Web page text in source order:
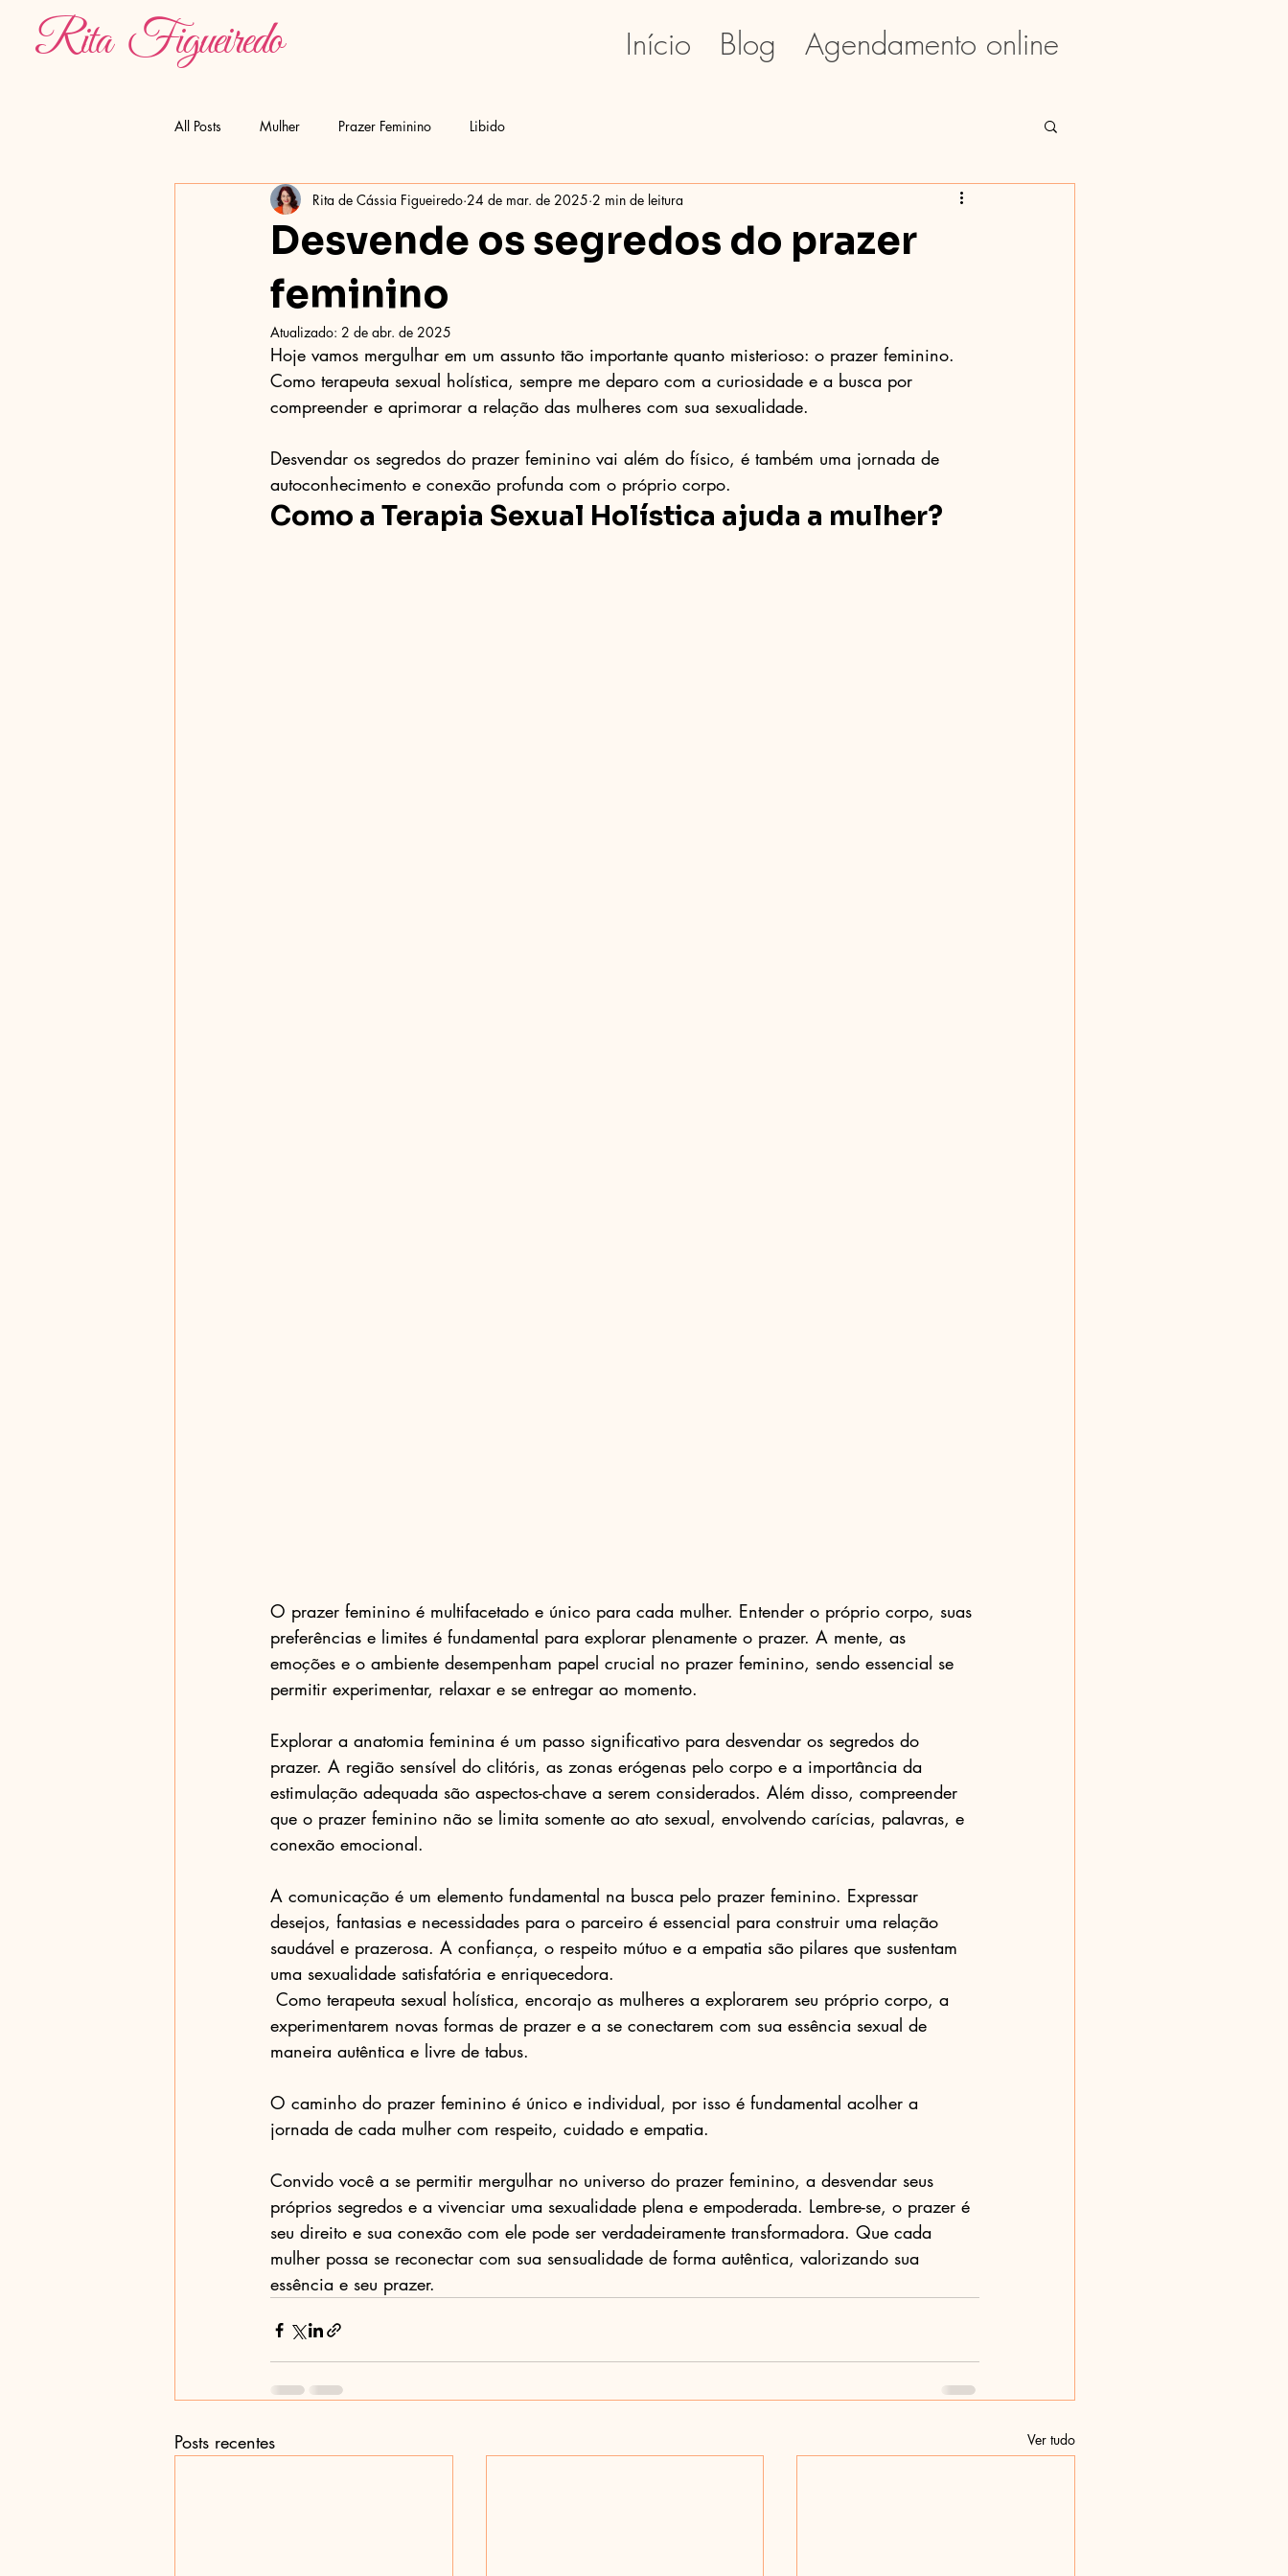
Rita Figueiredo Início Blog Agendamento online
All Posts Mulher Prazer Feminino Libido
Desvende os segredos do prazer
feminino
Rita de Cássia Figueiredo 24 de mar. de 2025 2 min de leitura
Atualizado: 2 de abr. de 2025
Hoje vamos mergulhar em um assunto tão importante quanto misterioso: o prazer feminino.
Como terapeuta sexual holística, sempre me deparo com a curiosidade e a busca por
compreender e aprimorar a relação das mulheres com sua sexualidade.
Desvendar os segredos do prazer feminino vai além do físico, é também uma jornada de
autoconhecimento e conexão profunda com o próprio corpo.
Como a Terapia Sexual Holística ajuda a mulher?
O prazer feminino é multifacetado e único para cada mulher. Entender o próprio corpo, suas
preferências e limites é fundamental para explorar plenamente o prazer. A mente, as
emoções e o ambiente desempenham papel crucial no prazer feminino, sendo essencial se
permitir experimentar, relaxar e se entregar ao momento.
Explorar a anatomia feminina é um passo significativo para desvendar os segredos do
prazer. A região sensível do clitóris, as zonas erógenas pelo corpo e a importância da
estimulação adequada são aspectos-chave a serem considerados. Além disso, compreender
que o prazer feminino não se limita somente ao ato sexual, envolvendo carícias, palavras, e
conexão emocional.
A comunicação é um elemento fundamental na busca pelo prazer feminino. Expressar
desejos, fantasias e necessidades para o parceiro é essencial para construir uma relação
saudável e prazerosa. A confiança, o respeito mútuo e a empatia são pilares que sustentam
uma sexualidade satisfatória e enriquecedora.
experimentarem novas formas de prazer e a se conectarem com sua essência sexual de
maneira autêntica e livre de tabus.
O caminho do prazer feminino é único e individual, por isso é fundamental acolher a
jornada de cada mulher com respeito, cuidado e empatia.
Convido você a se permitir mergulhar no universo do prazer feminino, a desvendar seus
próprios segredos e a vivenciar uma sexualidade plena e empoderada. Lembre-se, o prazer é
seu direito e sua conexão com ele pode ser verdadeiramente transformadora. Que cada
mulher possa se reconectar com sua sensualidade de forma autêntica, valorizando sua
essência e seu prazer.
Posts recentes Ver tudo